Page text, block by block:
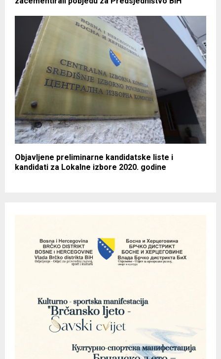
Objavljene preliminarne kandidatske liste i
kandidati za Lokalne izbore 2020. godine